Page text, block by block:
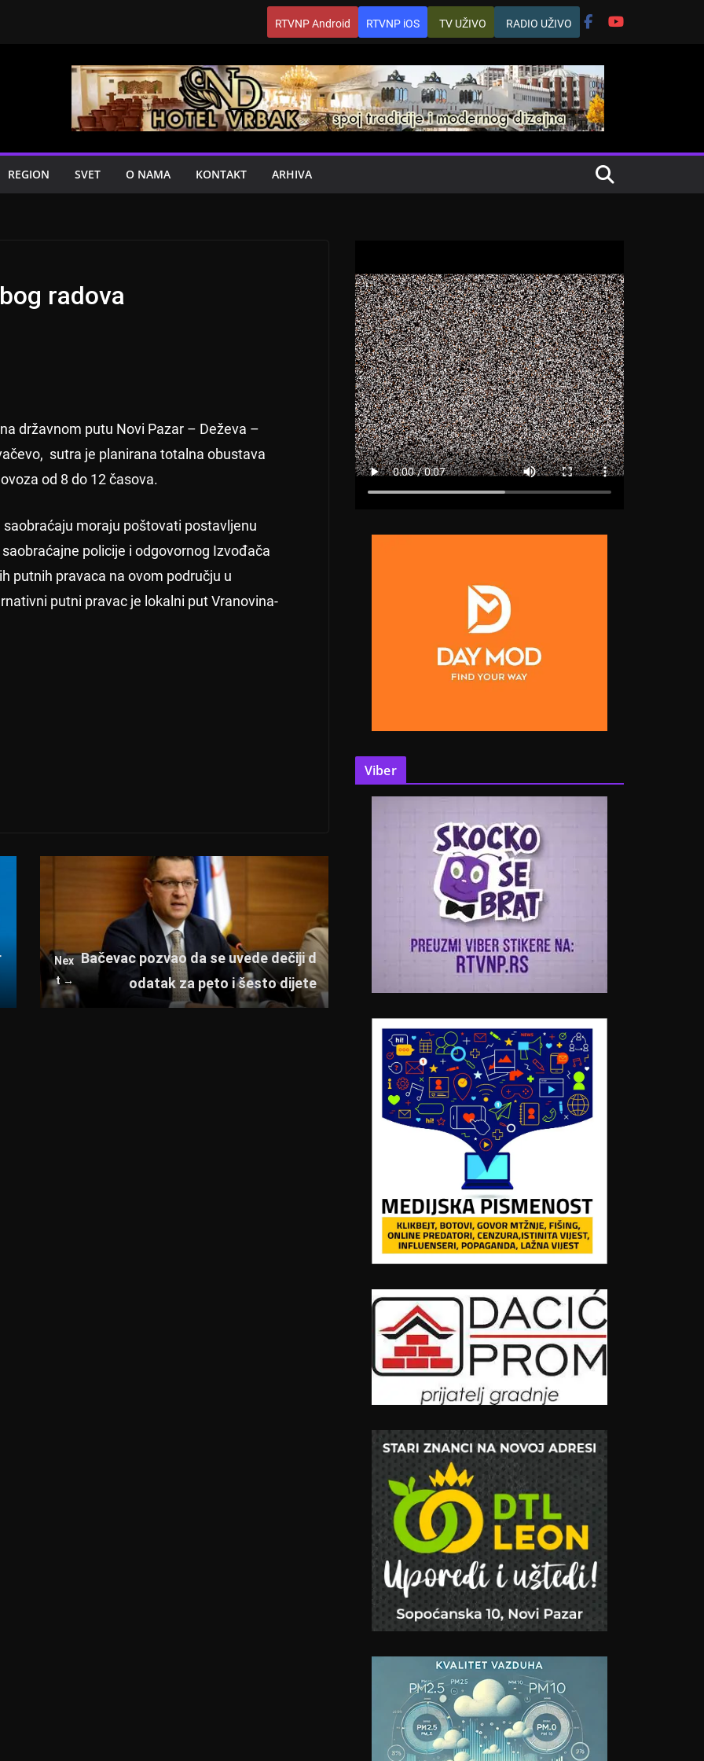
RTVNP Android RTVNP iOS TV UŽIVO RADIO UŽIVO
REGION SVET O NAMA KONTAKT ARHIVA
radova
državnom putu Novi Pazar – Deževa –
sutra je planirana totalna obustava
od 8 do 12 časova.
moraju poštovati postavljenu
policije i odgovornog Izvođača
putnih pravaca na ovom području u
putni pravac je lokalni put Vranovina-
Nex
t →
Bačevac pozvao da se uvede dečiji d
odatak za peto i šesto dijete
Viber